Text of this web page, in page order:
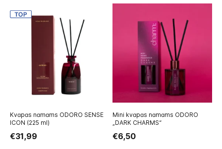
Kvapas namams ODORO SENSE
ICON (225 ml)
€31,99
Mini kvapas namams ODORO
„DARK CHARMS“
€6,50